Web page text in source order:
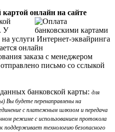
картой онлайн на сайте
У
услуги Интернет-эквайринга
онлайн
заказа с менеджером
письмо со сслыкой
банковской карты: для
Вы будете перенаправлены на
с платежным шлюзом и передача
режиме с использованием протокола
поддерживает технологию безопасного